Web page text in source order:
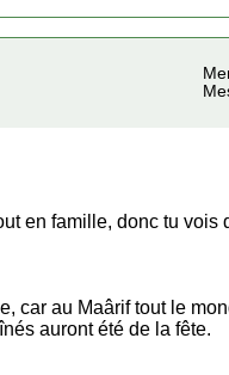
en famille, donc tu vois
car au Maârif tout le
auront été de la fête.